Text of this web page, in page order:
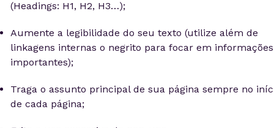
(Headings: H1, H2, H3…);
Aumente a legibilidade do seu texto (utilize além de
linkagens internas o negrito para focar em informações
importantes);
Traga o assunto principal de sua página sempre no
de cada página;